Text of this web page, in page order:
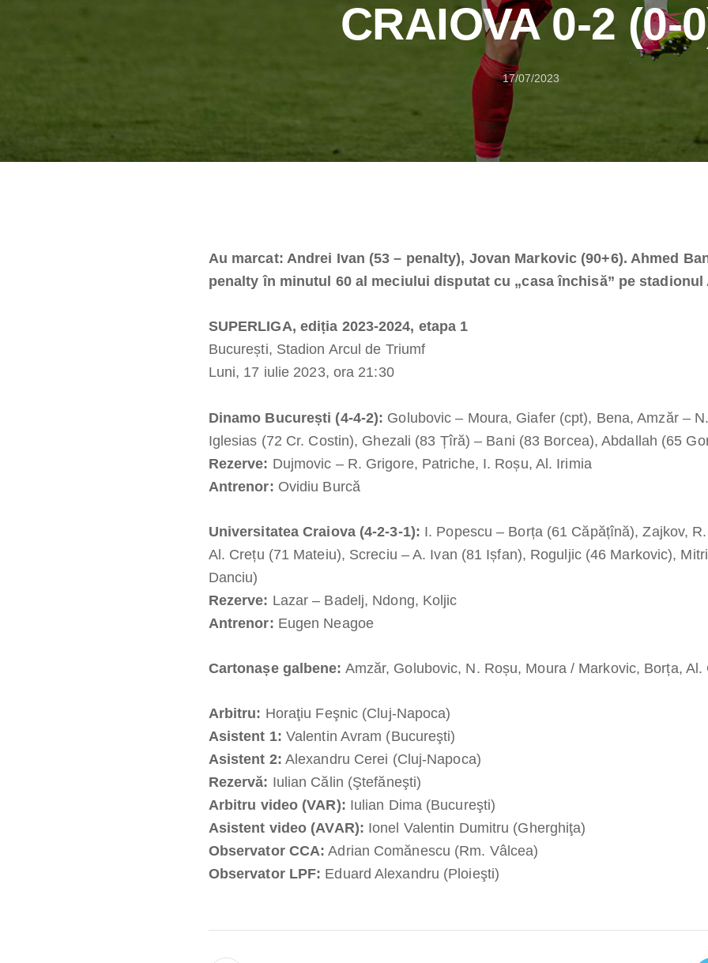
CRAIOVA 0-2 (0-
17/07/2023
Au marcat: Andrei Ivan (53 – penalty), Jovan Markovic (90+6). Ahmed
penalty în minutul 60 al meciului disputat cu „casa închisă” pe stadionul
SUPERLIGA, ediția 2023-2024, etapa 1
București, Stadion Arcul de Triumf
Luni, 17 iulie 2023, ora 21:30
Dinamo București (4-4-2): Golubovic – Moura, Giafer (cpt), Bena, Amzăr –
Iglesias (72 Cr. Costin), Ghezali (83 Țîră) – Bani (83 Borcea), Abdallah (65
Rezerve: Dujmovic – R. Grigore, Patriche, I. Roșu, Al. Irimia
Antrenor: Ovidiu Burcă
Universitatea Craiova (4-2-3-1): I. Popescu – Borța (61 Căpățînă), Zajkov,
Al. Crețu (71 Mateiu), Screciu – A. Ivan (81 Ișfan), Roguljic (46 Markovic),
Danciu)
Rezerve: Lazar – Badelj, Ndong, Koljic
Antrenor: Eugen Neagoe
Cartonașe galbene: Amzăr, Golubovic, N. Roșu, Moura / Markovic, Borța, Al.
Arbitru: Horaţiu Feşnic (Cluj-Napoca)
Asistent 1: Valentin Avram (Bucureşti)
Asistent 2: Alexandru Cerei (Cluj-Napoca)
Rezervă: Iulian Călin (Ştefăneşti)
Arbitru video (VAR): Iulian Dima (Bucureşti)
Asistent video (AVAR): Ionel Valentin Dumitru (Gherghiţa)
Observator CCA: Adrian Comănescu (Rm. Vâlcea)
Observator LPF: Eduard Alexandru (Ploieşti)